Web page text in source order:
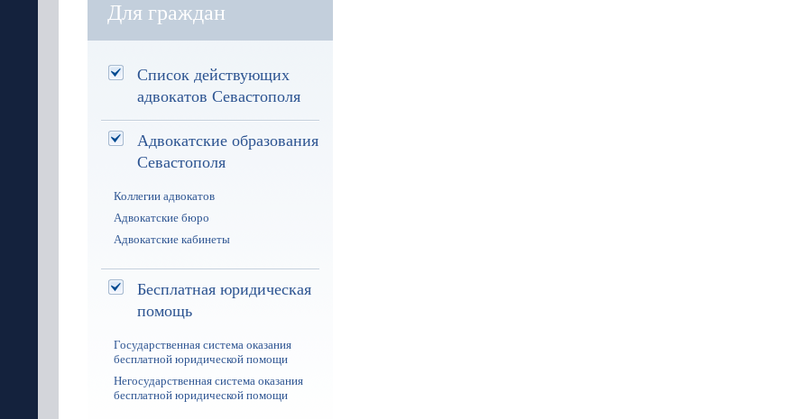
Для граждан
Список действующих
адвокатов Севастополя
Адвокатские образования
Севастополя
Коллегии адвокатов
Адвокатские бюро
Адвокатские кабинеты
Бесплатная юридическая
помощь
Государственная система оказания
бесплатной юридической помощи
Негосударственная система оказания
бесплатной юридической помощи